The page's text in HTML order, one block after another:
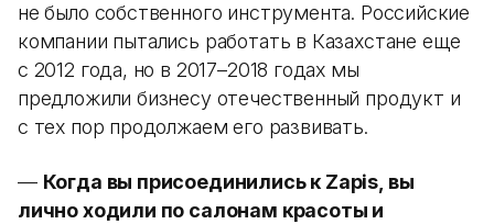
не было собственного инструмента. Российские
компании пытались работать в Казахстане еще
с 2012 года, но в 2017–2018 годах мы
предложили бизнесу отечественный продукт и
с тех пор продолжаем его развивать.
— Когда вы присоединились к Zapis, вы
лично ходили по салонам красоты и